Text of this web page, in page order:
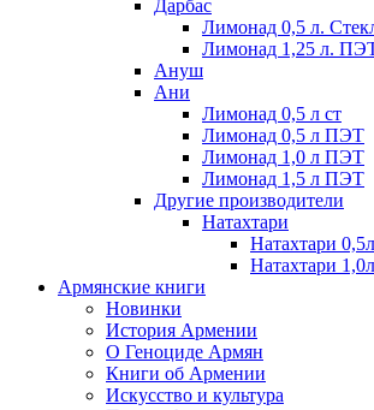
Дарбас
Лимонад 0,5 л.
Лимонад 1,25 л.
Ануш
Ани
Лимонад 0,5 л ст
Лимонад 0,5 л ПЭТ
Лимонад 1,0 л ПЭТ
Лимонад 1,5 л ПЭТ
Другие производители
Натахтари
Натахтари 0,5л
Натахтари 1,0л
Армянские книги
Новинки
История Армении
О Геноциде Армян
Книги об Армении
Иcкусство и культура